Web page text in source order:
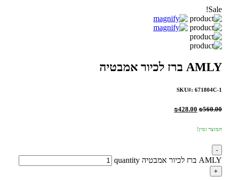
Sale!
AMLY ברז לכיור אמבטיה
SKU#: 671804C-1
₪560.00
₪428.00
המוצר זמין!
-
AMLY ברז לכיור אמבטיה quantity
+